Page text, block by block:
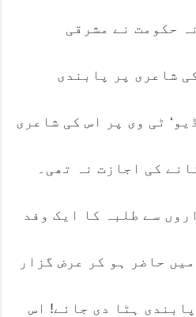
حکومت نے مشرقی
شاعری پر پابندی
ٹی وی پر اس کی شاعری
کی اجازت نہ تھی۔
سے طلبہ کا ایک وفد
حاضر ہو کر عرض گزار
ہٹا دی جائے! اس